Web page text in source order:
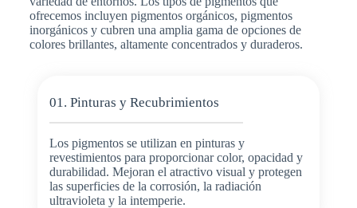
ofrecemos incluyen pigmentos orgánicos, pigmentos
inorgánicos y cubren una amplia gama de opciones de
colores brillantes, altamente concentrados y duraderos.
01. Pinturas y Recubrimientos
Los pigmentos se utilizan en pinturas y
revestimientos para proporcionar color, opacidad y
durabilidad. Mejoran el atractivo visual y protegen
las superficies de la corrosión, la radiación
ultravioleta y la intemperie.